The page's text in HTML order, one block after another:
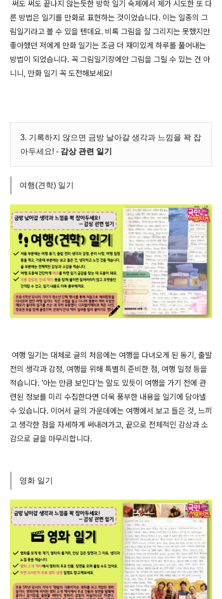
써도 써도 끝나지 않는듯한 방학 일기 숙제에서 제가 시도한 또 다
른 방법은 일기를 만화로 표현하는 것이었습니다. 이는 일종의 그
림일기라고 볼 수 있을 텐데요. 비록 그림을 잘 그리지는 못했지만
좋아했던 저에게 만화 일기는 조금 더 재미있게 하루를 풀어내는
방법이 되었습니다. 꼭 그림일기장에만 그림을 그릴 수 있는 건 아
니니, 만화 일기 꼭 도전해보세요!
3. 기록하지 않으면 금방 날아갈 생각과 느낌을 꽉 잡
아두세요! - 감상 관련 일기
여행(견학) 일기
여행 일기는 대체로 글의 처음에는 여행을 다녀오게 된 동기, 출발
전의 생각과 감정, 여행을 위해 특별히 준비한 점, 여행 일정 등을
적습니다. '아는 만큼 보인다'는 말도 있듯이 여행을 가기 전에 관
련된 정보를 미리 수집한다면 더욱 풍부한 내용을 일기에 담아낼
수 있습니다. 이어서 글의 가운데에는 여행에서 보고 들은 것, 느끼
고 생각한 점을 자세하게 써내려가고, 끝으로 전체적인 감상과 소
감으로 글을 마무리합니다.
영화 일기